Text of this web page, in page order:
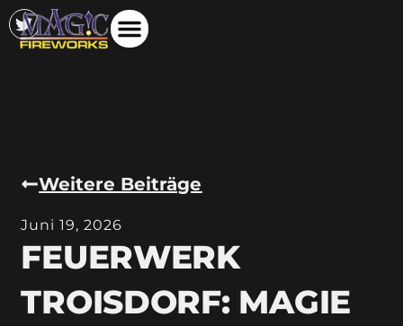
Weitere Beiträge
Juni 19, 2026
FEUERWERK
TROISDORF: MAGIE